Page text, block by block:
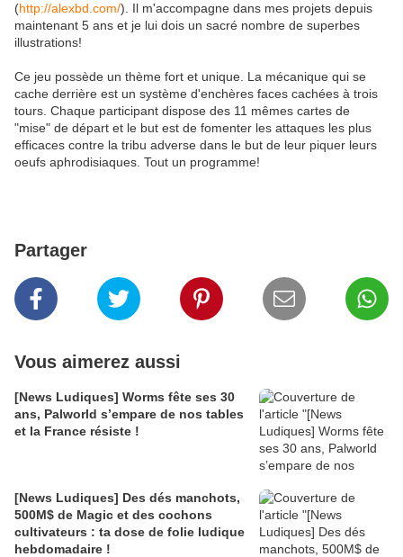
(http://alexbd.com/). Il m'accompagne dans mes projets depuis
maintenant 5 ans et je lui dois un sacré nombre de superbes
illustrations!
Ce jeu possède un thème fort et unique. La mécanique qui se
cache derrière est un système d'enchères faces cachées à trois
tours. Chaque participant dispose des 11 mêmes cartes de
"mise" de départ et le but est de fomenter les attaques les plus
efficaces contre la tribu adverse dans le but de leur piquer leurs
oeufs aphrodisiaques. Tout un programme!
Partager
Vous aimerez aussi
[News Ludiques] Worms fête ses 30
ans, Palworld s’empare de nos tables
et la France résiste !
[News Ludiques] Des dés manchots,
500M$ de Magic et des cochons
cultivateurs : ta dose de folie ludique
hebdomadaire !